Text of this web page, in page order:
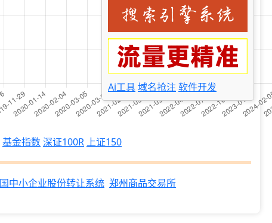
基金指数深证100R 上证150
中小企业股份转让系统 郑州商品交易所
Ai工具域名抢注 软件开发